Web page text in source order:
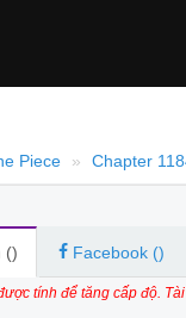
Piece Chapter
() Facebook ()
tính để tăng cấp độ.